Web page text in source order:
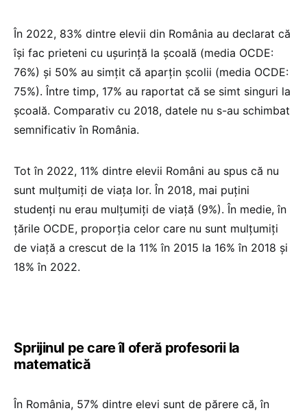
În 2022, 83% dintre elevii din România au declarat că
își fac prieteni cu ușurință la școală (media OCDE:
76%) și 50% au simțit că aparțin școlii (media OCDE:
75%). Între timp, 17% au raportat că se simt singuri la
școală. Comparativ cu 2018, datele nu s-au schimbat
semnificativ în România.
Tot în 2022, 11% dintre elevii Români au spus că nu
sunt mulțumiți de viața lor. În 2018, mai puțini
studenți nu erau mulțumiți de viață (9%). În medie, în
țările OCDE, proporția celor care nu sunt mulțumiți
de viață a crescut de la 11% în 2015 la 16% în 2018 și
18% în 2022.
Sprijinul pe care îl oferă profesorii la
matematică
În România, 57% dintre elevi sunt de părere că, în